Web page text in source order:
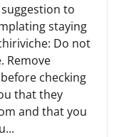
to
staying
Do not
Remove
checking
that they
and that you